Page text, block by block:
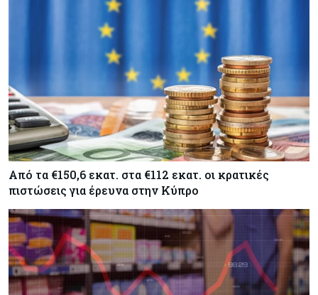
Από τα €150,6 εκατ. στα €112 εκατ. οι κρατικές
πιστώσεις για έρευνα στην Κύπρο